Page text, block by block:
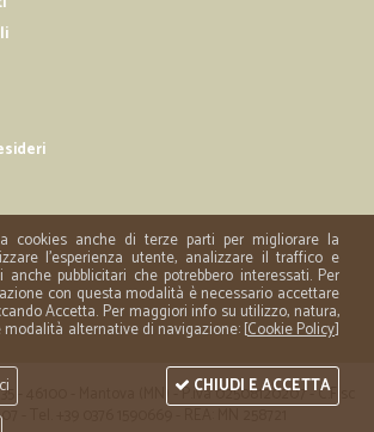
- 46100 - Mantova (MN) - P.iva 02508120207 - C.Fisc
- Tel. +39 0376 1590669 - REA: MN 258721
cookies anche di terze parti per migliorare la
l'esperienza utente, analizzare il traffico e
anche pubblicitari che potrebbero interessati. Per
con questa modalità è necessario accettare
Accetta. Per maggiori info su utilizzo, natura,
alternative di navigazione: [Cookie Policy]
CHIUDI E ACCETTA